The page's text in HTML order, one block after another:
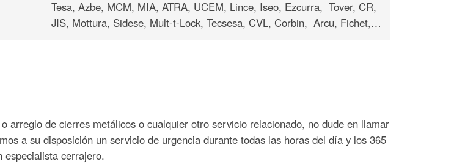
Tesa, Azbe, MCM, MIA, ATRA, UCEM, Lince, Iseo, Ezcurra, Tover, CR,
JIS, Mottura, Sidese, Mult-t-Lock, Tecsesa, CVL, Corbin, Arcu, Fichet,…
arreglo de cierres metálicos o cualquier otro servicio relacionado, no dude en llamar
a su disposición un servicio de urgencia durante todas las horas del día y los 365
especialista cerrajero.